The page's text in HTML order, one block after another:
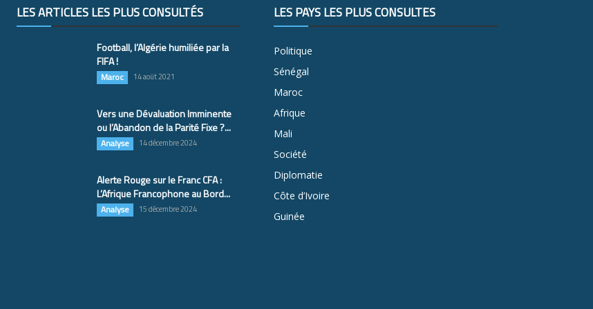
LES ARTICLES LES PLUS CONSULTÉS
Football, l’Algérie humiliée par la
FIFA !
Maroc 14 août 2021
Vers une Dévaluation Imminente
ou l’Abandon de la Parité Fixe ?...
Analyse 14 décembre 2024
Alerte Rouge sur le Franc CFA :
L’Afrique Francophone au Bord...
Analyse 15 décembre 2024
LES PAYS LES PLUS CONSULTÉS
Politique
Sénégal
Maroc
Afrique
Mali
Société
Diplomatie
Côte d’Ivoire
Guinée